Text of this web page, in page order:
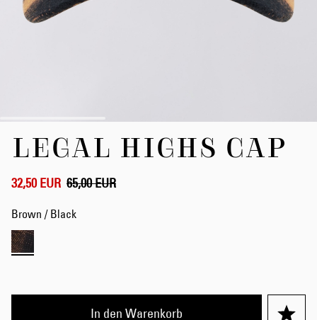
Anfang
springen
LEGAL HIGHS CAP
32,50 EUR 65,00 EUR
Brown / Black
In den Warenkorb